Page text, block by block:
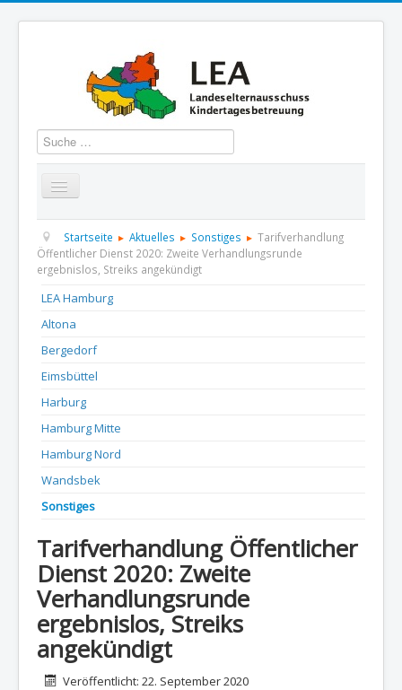
Suchen
Startseite Über uns Aktuelles Termine
Informationen GBS Presse und Dokumentation
Kontakt
Startseite Aktuelles Sonstiges
Tarifverhandlung
Öffentlicher Dienst 2020: Zweite Verhandlungsrunde
ergebnislos, Streiks angekündigt
LEA Hamburg
Altona
Bergedorf
Eimsbüttel
Harburg
Hamburg Mitte
Hamburg Nord
Wandsbek
Sonstiges
Tarifverhandlung Öffentlicher
Dienst 2020: Zweite
Verhandlungsrunde
ergebnislos, Streiks
angekündigt
DetailsVeröffentlicht: 22. September 2020